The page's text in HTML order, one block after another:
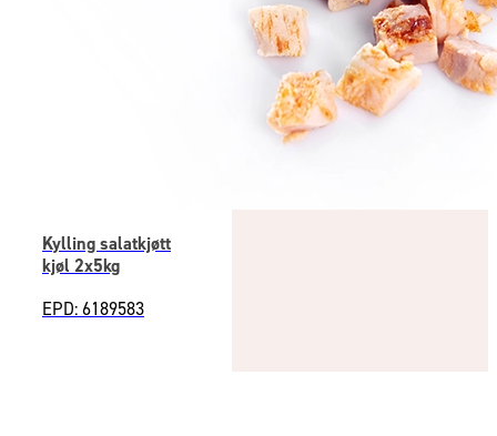
Kylling salatkjøtt
kjøl 2x5kg
EPD: 6189583